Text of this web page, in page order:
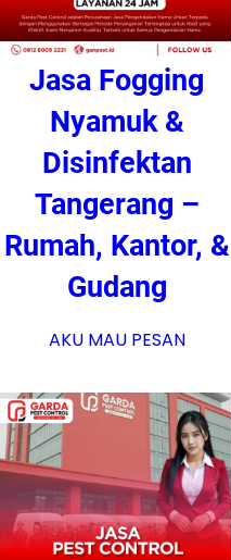
Jasa Fogging
Nyamuk &
Disinfektan
Tangerang –
Rumah, Kantor, &
Gudang
AKU MAU PESAN